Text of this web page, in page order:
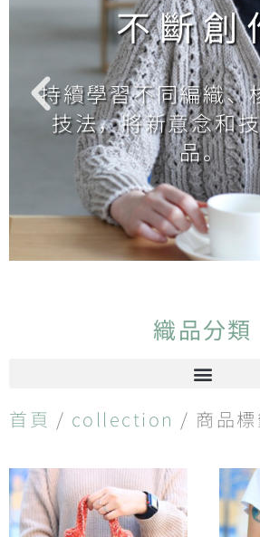
不斷創
持續學習不同編織、
技法，將新意念和
品。
織品分類
首頁 / collection / 商品標